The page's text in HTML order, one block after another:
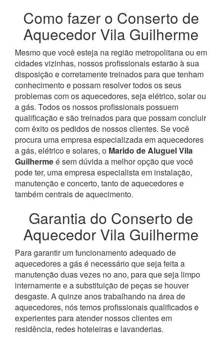
Como fazer o Conserto de
Aquecedor Vila Guilherme
Mesmo que você esteja na região metropolitana ou em
cidades vizinhas, nossos profissionais estarão à sua
disposição e corretamente treinados para que tenham
conhecimento e possam resolver todos os seus
problemas com os aquecedores, seja elétrico, solar ou
a gás. Todos os nossos profissionais possuem
qualificação e são treinados para que possam concluir
com êxito os pedidos de nossos clientes. Se você
procura uma empresa especializada em aquecedores
a gás, elétrico e solares, o Marido de Aluguel Vila
Guilhermeé sem dúvida a melhor opção que você
pode ter, uma empresa especialista em instalação,
manutenção e concerto, tanto de aquecedores e
também centrais de aquecimento.
Garantia do Conserto de
Aquecedor Vila Guilherme
Para garantir um funcionamento adequado de
aquecedores a gás é necessário que seja feita a
manutenção duas vezes no ano, para que seja limpo
internamente e a substituição de peças se houver
desgaste. A quinze anos trabalhando na área de
aquecedores, nós temos profissionais qualificados e
experientes para atender nossos clientes em
residência, redes hoteleiras e lavanderias.